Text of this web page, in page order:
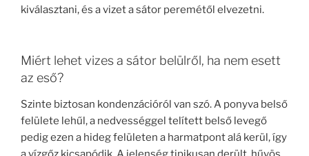
kiválasztani, és a vizet a sátor peremétől elvezetni.
Miért lehet vizes a sátor belülről, ha nem esett
az eső?
Szinte biztosan kondenzációról van szó. A ponyva belső
felülete lehűl, a nedvességgel telített belső levegő
pedig ezen a hideg felületen a harmatpont alá kerül, így